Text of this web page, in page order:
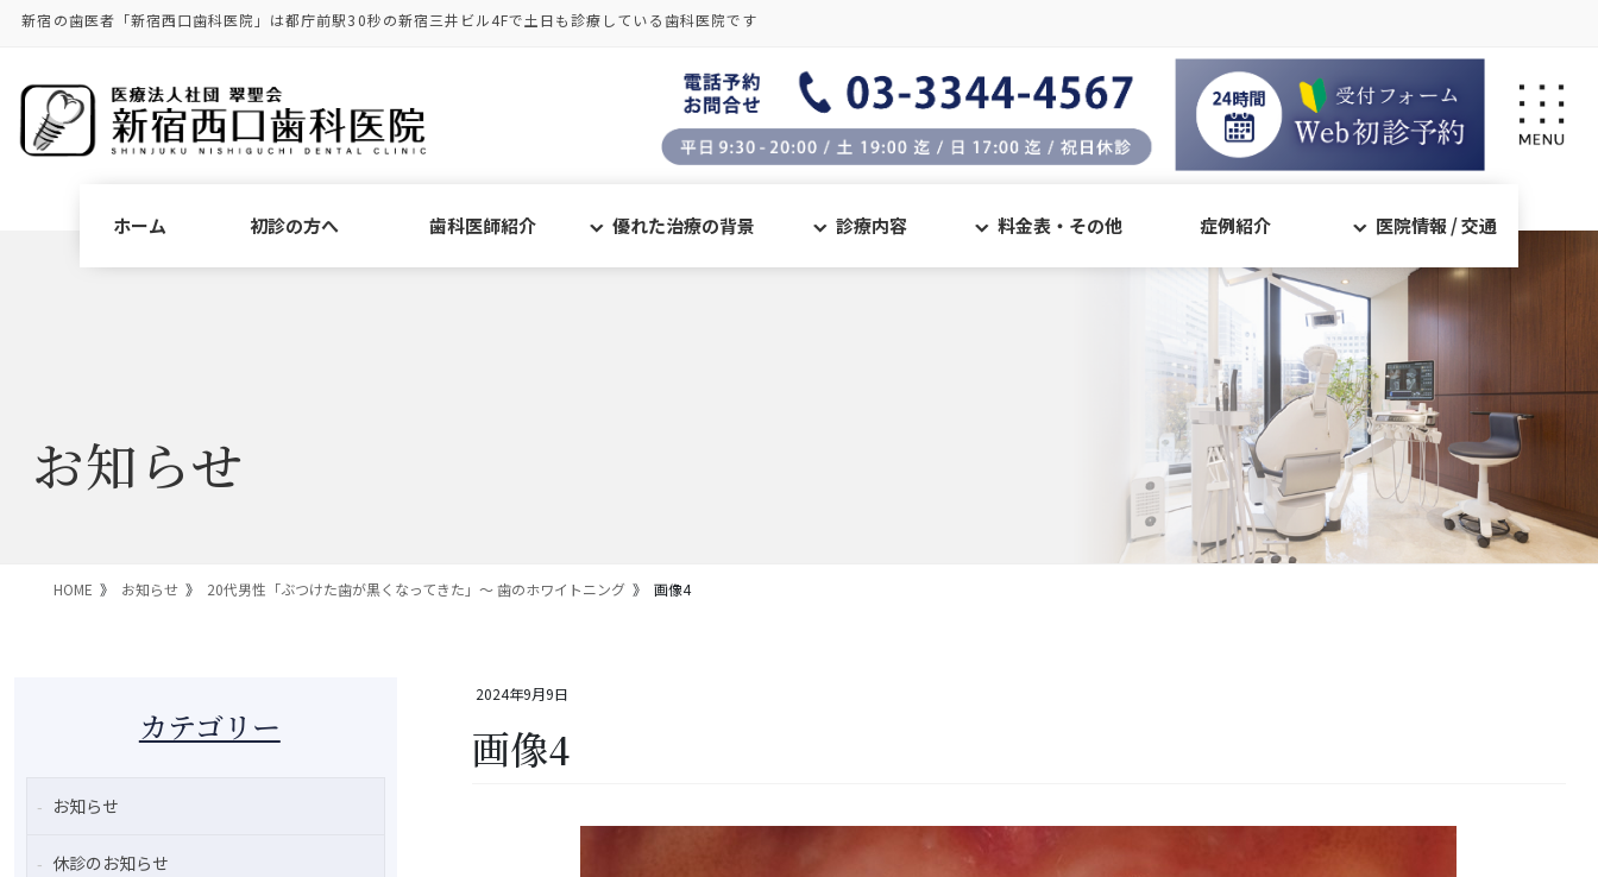
新宿の歯医者「新宿西口歯科医院」は都庁前駅30秒の新宿三井ビル4Fで土日も診療している歯科医院です
ホーム 初診の方へ 歯科医師紹介 優れた治療の背景 診療内容 料金表・その他 症例紹介 医院情報 / 交通
お知らせ
HOME お知らせ 20代男性「ぶつけた歯が黒くなってきた」～ 歯のホワイトニング 画像4
2024年9月9日
画像4
カテゴリー
お知らせ
休診のお知らせ